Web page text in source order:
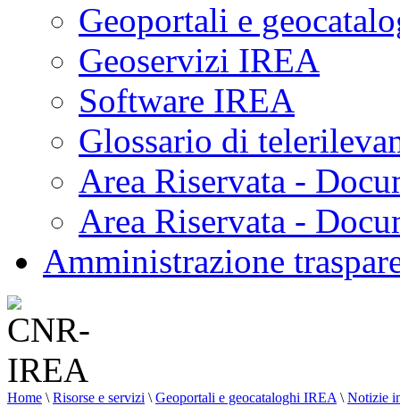
Geoportali e
Geoservizi IREA
Software IREA
Glossario di
Area Riservata -
Area Riservata -
Amministrazione
Home \ Risorse e servizi \ Geoportali e geocataloghi IREA \ Notizie